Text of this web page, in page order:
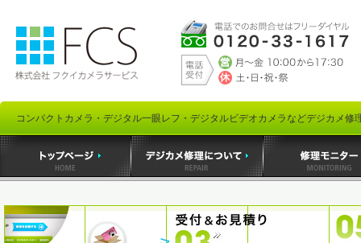
コンパクトカメラ・デジタル一眼レフ・デジタルビデオカメラなどデジカメ修